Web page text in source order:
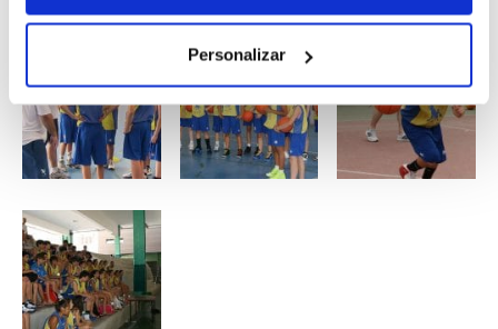
Personalizar
limitadas.